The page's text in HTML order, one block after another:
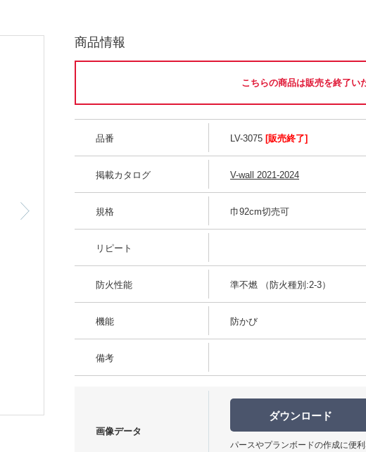
使用イメージ
商品情報
こちらの商品は販売を終了い
品番 LV-3075 [販売終了]
掲載カタログ V-wall 2021-2024
規格 巾92cm切売可
リピート
防火性能 準不燃 （防火種別:2-3）
機能 防かび
備考
画像データ
ダウンロード
パースやプランボードの作成に便